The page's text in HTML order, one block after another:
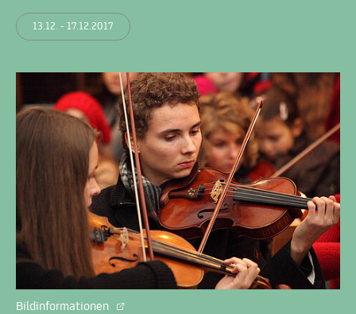
13.12. - 17.12.2017
Bildinformationen